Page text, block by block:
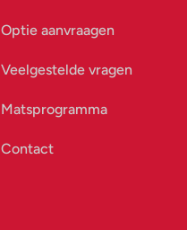
Optie aanvraagen
Veelgestelde vragen
Matsprogramma
Contact